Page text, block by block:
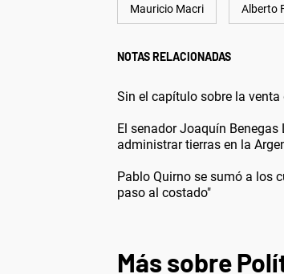
Mauricio Macri Alberto
NOTAS RELACIONADAS
Sin el capítulo sobre la venta
El senador Joaquín
administrar tierras en la
Pablo Quirno se sumó a los
paso al costado"
Más sobre